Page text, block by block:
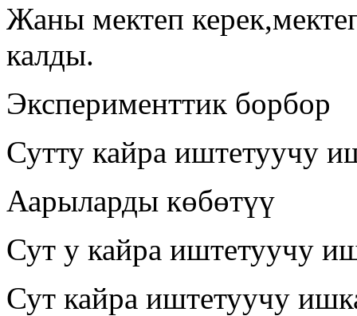
Жаны мектеп
калды.
Эксперименттик борбор
Сутту кайра иштетуучу
Аарыларды көбөтүү
Сут у кайра иштетуучу
Сут кайра иштетуучу